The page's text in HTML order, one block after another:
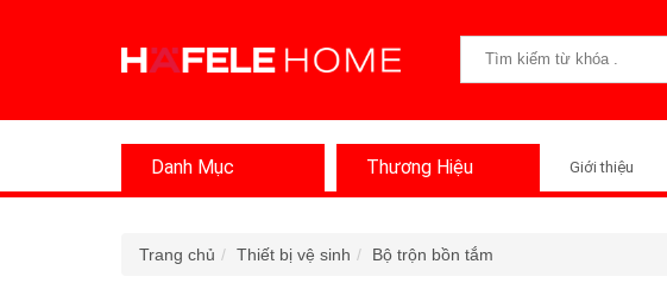
Danh Mục Thương Hiệu Giới thiệu
Trang chủ Thiết bị vệ sinh Bộ trộn bồn tắm